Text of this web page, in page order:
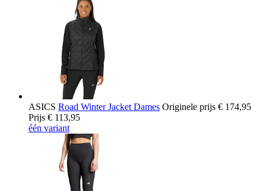
ASICS Road Winter Jacket Dames Originele prijs € 174,95
Prijs € 113,95
één variant